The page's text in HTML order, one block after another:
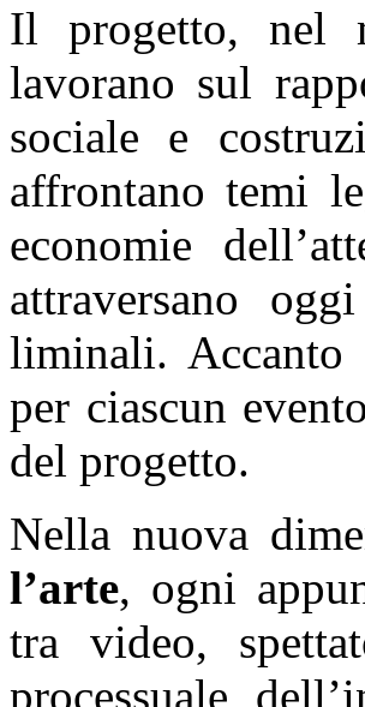
Il progetto, nel
lavorano sul
sociale e
affrontano temi
economie
attraversano
liminali.
per ciascun
del progetto.
Nella nuova
l’arte, ogni
tra video,
processuale